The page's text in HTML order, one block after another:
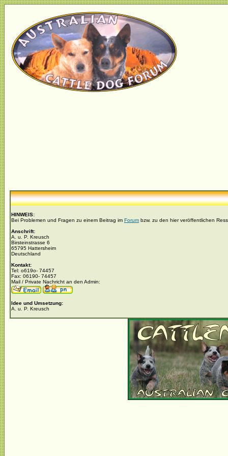
HINWEIS:
Bei Problemen und Fragen zu einem Beitrag im Forum bzw. zu den hier veröffentlichen
Anschrift:
A. u. P. Kreusch
Birsteinstrasse 6
65795 Hattersheim
Deutschland
Kontakt:
Tel: o619o- 74457
Fax: 06190- 74457
Mail / Private Nachricht an den Admin:
Idee und Umsetzung:
A. u. P. Kreusch